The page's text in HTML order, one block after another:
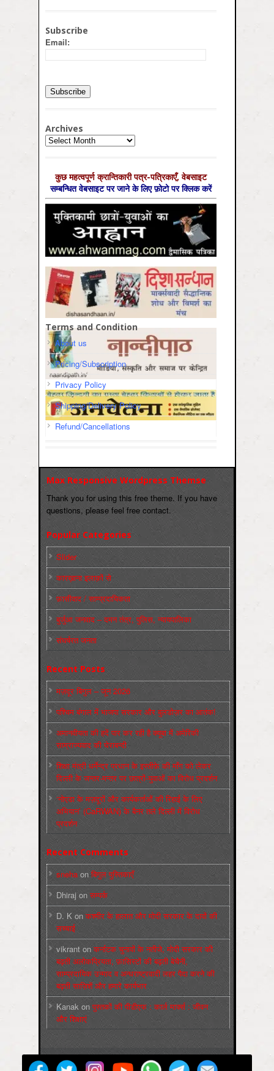
Subscribe
Email:
Archives
Archives
कुछ महत्‍वपूर्ण क्रान्तिकारी पत्र-पत्रिकाएँ, वेबसाइट
सम्‍बन्धित वेबसाइट पर जाने के लिए फ़ोटो पर क्लिक करें
Terms and Condition
About us
Pricing/Subscription
Privacy Policy
Shipping/Delivery Policy
Refund/Cancellations
Max Responsive Wordpress Themse
Thank you for using this free theme. If you have
questions, please feel free contact.
Popular Categories
Slider
कारख़ाना इलाक़ों से
फ़ासीवाद / साम्‍प्रदायिकता
बुर्जुआ जनवाद – दमन तंत्र, पुलिस, न्‍यायपालिका
संघर्षरत जनता
Recent Posts
मज़दूर बिगुल – जून 2026
पश्चिम बंगाल में भाजपा सरकार और बुलडोज़र का आतंक!
अमानवीयता की हदें पार कर रही है क्यूबा में अमेरिकी
साम्राज्यवाद की घेराबन्दी
शिक्षा मंत्री धर्मेन्द्र प्रधान के इस्तीफ़े की माँग को लेकर
दिल्ली के जन्तर-मन्तर पर छात्रों-युवाओं का विरोध प्रदर्शन
‘नोएडा के मज़दूरों और कार्यकर्ताओं की रिहाई के लिए
अभियान’ (CaRWAN) के बैनर तले दिल्ली में विरोध
प्रदर्शन
Recent Comments
sneha on बिगुल पुस्तिकाएँ
Dhiraj on सम्पर्क
D. K on कश्मीर के हालात और मोदी सरकार के दावों की
सच्चाई
vikrant onकर्नाटक चुनावों के नतीजे, मोदी सरकार की
बढ़ती अलोकप्रियता, फ़ासिस्टों की बढ़ती बेचैनी,
साम्प्रदायिक उन्माद व अन्धराष्ट्रवादी लहर पैदा करने की
बढ़ती साज़िशें और हमारे कार्यभार
Kanak onपुस्‍तकों की पीडीएफ : कार्ल मार्क्‍स : जीवन
और शिक्षाएं
मज़दूर बिगुल Powered by
WordPress